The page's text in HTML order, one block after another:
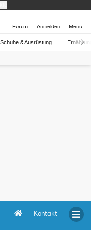
Forum Anmelden Menü
Schuhe & Ausrüstung
Kontakt